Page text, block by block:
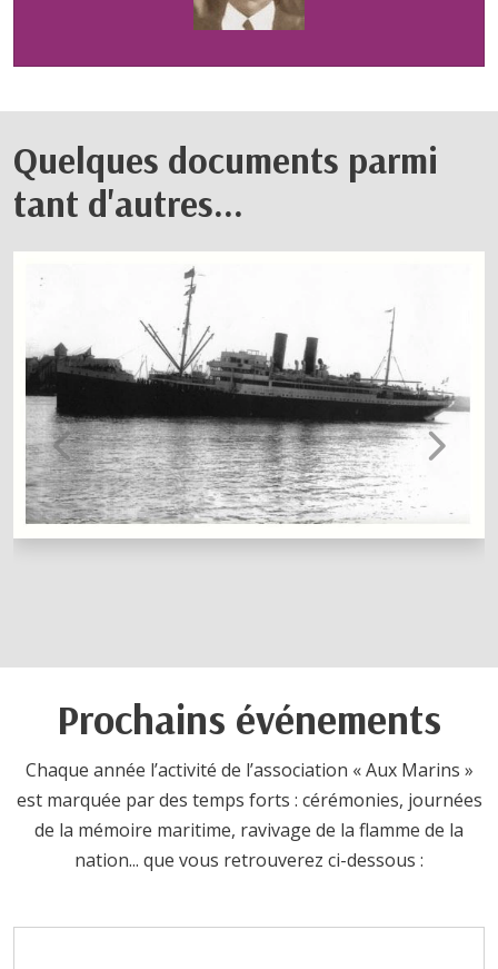
Quelques documents parmi
tant d'autres...
Prochains événements
Chaque année l’activité de l’association « Aux Marins »
est marquée par des temps forts : cérémonies, journées
de la mémoire maritime, ravivage de la flamme de la
nation... que vous retrouverez ci-dessous :